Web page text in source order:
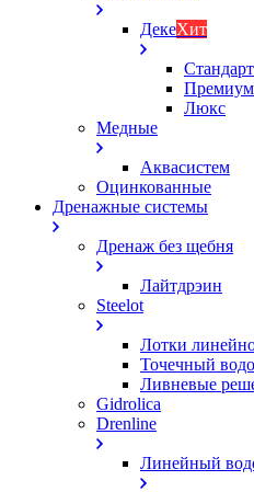
ДекеХит
Стандарт
Премиум
Люкс
Медные
Аквасистем
Оцинкованные
Дренажные системы
Дренаж без щебня
Лайтдрэин
Steelot
Лотки
Точечный
Ливневые
Gidrolica
Drenline
Линейный